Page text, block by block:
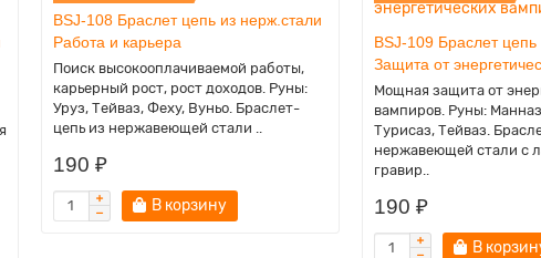
BSJ-108 Браслет цепь из нерж.стали
Работа и карьера
Поиск высокооплачиваемой работы,
карьерный рост, рост доходов. Руны:
Уруз, Тейваз, Феху, Вуньо. Браслет-
цепь из нержавеющей стали ..
190 ₽
В корзину
BSJ-109 Браслет цепь
Защита от
Мощная защита от
вампиров. Руны:
Турисаз, Тейваз.
нержавеющей стали с
гравир..
190 ₽
В